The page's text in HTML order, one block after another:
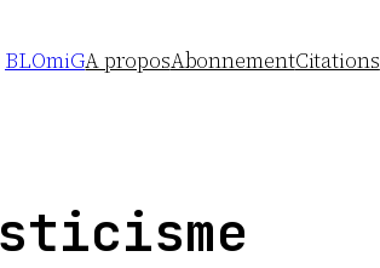
BLOmiGA proposAbonnementCitations